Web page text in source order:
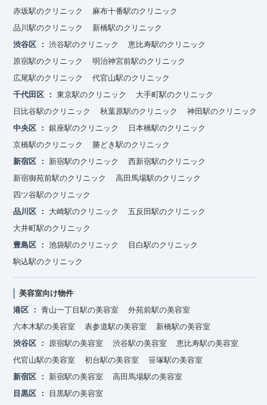
赤坂駅のクリニック
麻布十番駅のクリニック
品川駅のクリニック
新橋駅のクリニック
渋谷区
渋谷駅のクリニック
恵比寿駅のクリニック
原宿駅のクリニック
明治神宮前駅のクリニック
広尾駅のクリニック
代官山駅のクリニック
千代田区
東京駅のクリニック
大手町駅のクリニック
日比谷駅のクリニック
秋葉原駅のクリニック
神田駅のクリニック
中央区
銀座駅のクリニック
日本橋駅のクリニック
京橋駅のクリニック
勝どき駅のクリニック
新宿区
新宿駅のクリニック
西新宿駅のクリニック
新宿御苑前駅のクリニック
高田馬場駅のクリニック
四ツ谷駅のクリニック
品川区
大崎駅のクリニック
五反田駅のクリニック
大井町駅のクリニック
豊島区
池袋駅のクリニック
目白駅のクリニック
駒込駅のクリニック
美容室向け物件
港区
青山一丁目駅の美容室
外苑前駅の美容室
六本木駅の美容室
表参道駅の美容室
新橋駅の美容室
渋谷区
原宿駅の美容室 渋谷駅の美容室
恵比寿駅の美容室
代官山駅の美容室
初台駅の美容室
笹塚駅の美容室
新宿区
新宿駅の美容室
高田馬場駅の美容室
目黒区
目黒駅の美容室